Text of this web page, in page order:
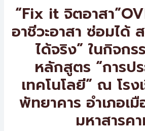
“Fix it จิตอาสา
อาชีวะอาสา ซ่อมได้
ได้จริง” ในกิจก
หลักสูตร “การป
เทคโนโลยี” ณ โรง
พัทยาคาร อำเภอเ
มหาสารค